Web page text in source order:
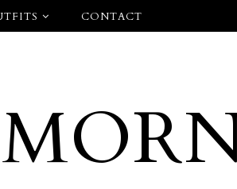
CONTACT